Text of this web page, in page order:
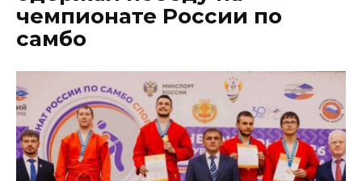
чемпионате России по
самбо